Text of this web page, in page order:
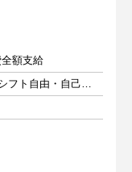
額支給
週2日以上 1日8時間以上 シフト自由・自己申告